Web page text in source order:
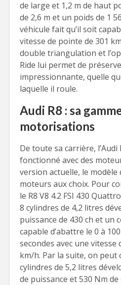
de large et 1,2 m de haut
de 2,6 m et un poids de 1
véhicule fait qu’il soit
vitesse de pointe de 301
double triangulation et
Ride lui permet de
impressionnante, quelle
laquelle il roule.
Audi R8 : sa
motorisations
De toute sa carrière,
fonctionné avec des
version actuelle, le modèle
moteurs aux choix. Pour
le R8 V8 4.2 FSI 430
8 cylindres de 4,2 litres
puissance de 430 ch et un
capable d’abattre le 0 à
secondes avec une vitesse
km/h. Par la suite, on peut
cylindres de 5,2 litres
de puissance et 530 Nm